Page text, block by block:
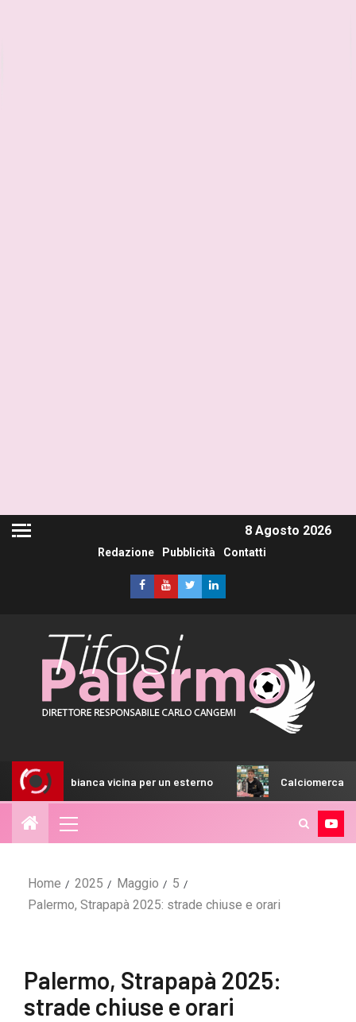
8 Agosto 2026
Redazione Pubblicità Contatti
vicina per un esterno Calciomercato Adorante,
Home 2025 Maggio
5
Palermo, Strapapà 2025: strade chiuse e orari
Palermo, Strapapà 2025:
strade chiuse e orari